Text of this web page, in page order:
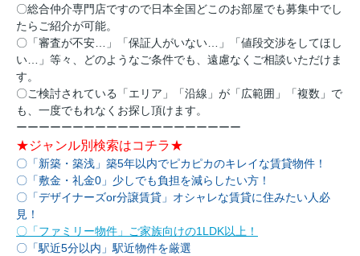
〇総合仲介専門店ですので日本全国どこのお部屋でも募集中でし
たらご紹介が可能。
〇「審査が不安…」「保証人がいない…」「値段交渉をしてほし
い…」等々、どのようなご条件でも、遠慮なくご相談いただけま
す。
〇ご検討されている「エリア」「沿線」が「広範囲」「複数」で
も、一度でもれなくお探し頂けます。
ーーーーーーーーーーーーーーーーーーーー
★ジャンル別検索はコチラ★
〇「新築・築浅」築5年以内でピカピカのキレイな賃貸物件！
〇「敷金・礼金0」少しでも負担を減らしたい方！
〇「デザイナーズor分譲賃貸」オシャレな賃貸に住みたい人必
見！
〇「ファミリー物件」ご家族向けの1LDK以上！
〇「駅近5分以内」駅近物件を厳選